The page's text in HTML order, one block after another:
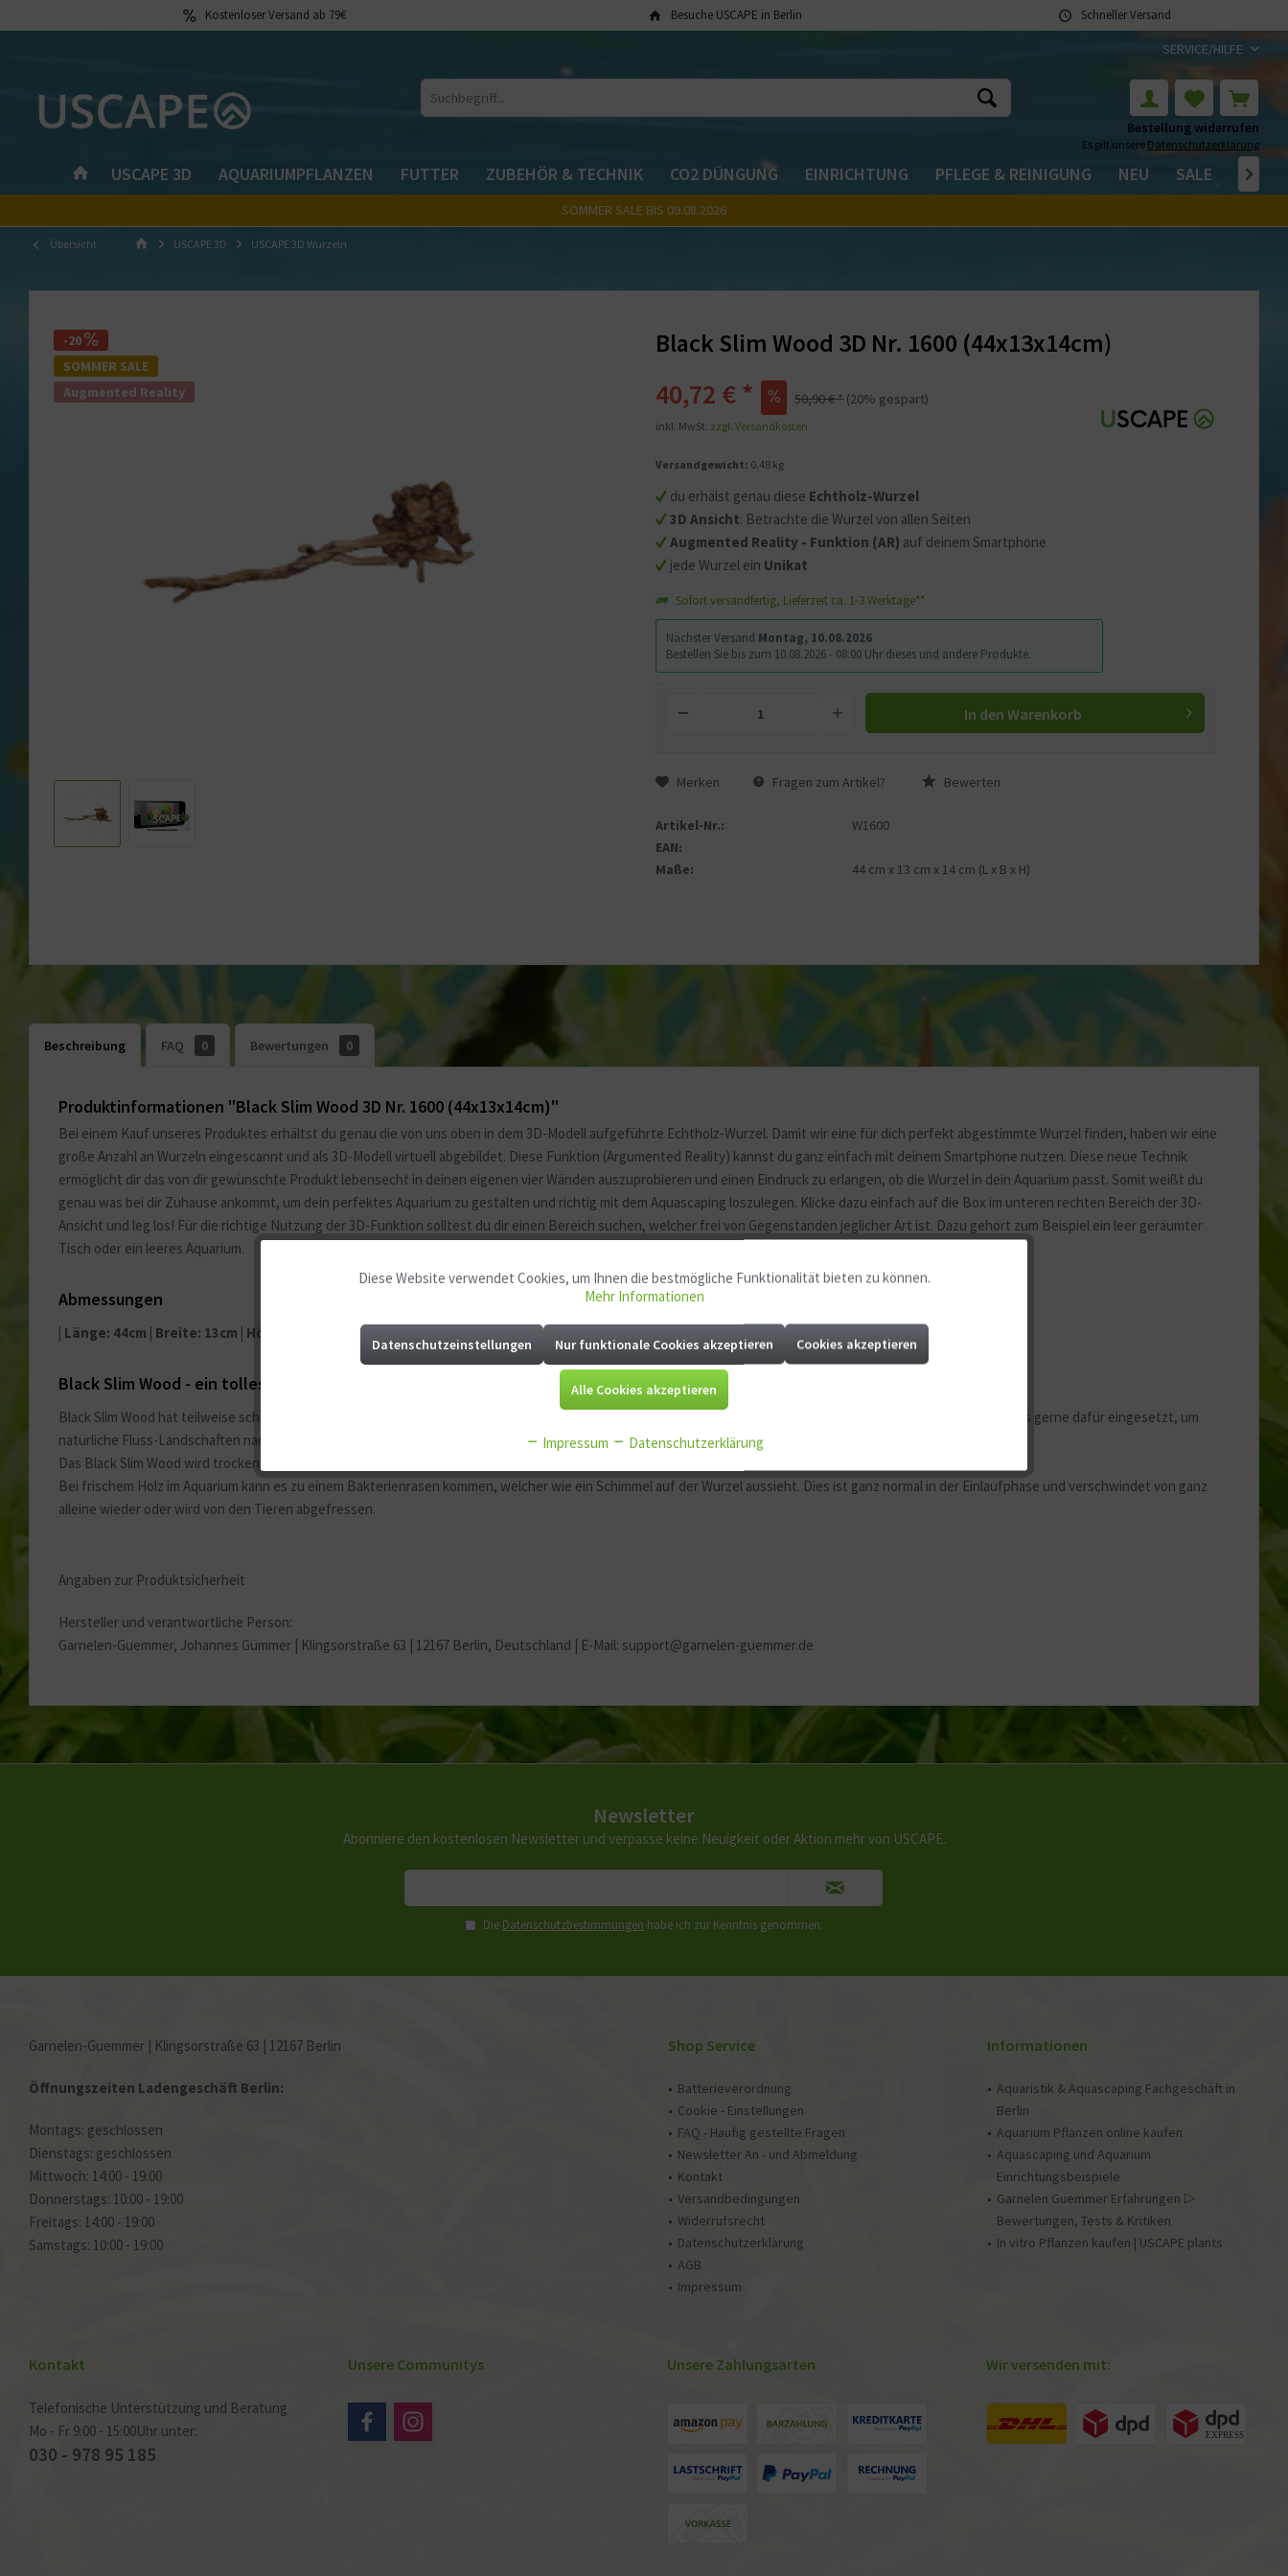
Kostenloser Versand ab 79€ Besuche USCAPE in Berlin Schneller Versand
SERVICE/HILFE
Bestellung widerrufen
Es gilt unsere Datenschutzerklärung
USCAPE 3D AQUARIUMPFLANZEN FUTTER ZUBEHÖR & TECHNIK CO2 DÜNGUNG EINRICHTUNG PFLEGE & REINIGUNG NEU SALE 
SOMMER SALE BIS 09.08.2026
Übersicht USCAPE 3D USCAPE 3D Wurzeln
-20
SOMMER SALE
Augmented Reality
Mit dem Aufruf des Videos erklären
Sie sich einverstanden, dass Ihre Daten an YouTube
übermittelt werden und dass Sie dieDatenschutzerklärung
gelesen haben.
Black Slim Wood 3D Nr. 1600 (44x13x14cm)
du erhälst genau diese Echtholz-Wurzel
3D Ansicht: Betrachte die Wurzel von allen Seiten
Augmented Reality - Funktion (AR) auf deinem Smartphone
jede Wurzel ein Unikat
40,72 € * 50,90 € * (20% gespart)
inkl. MwSt. zzgl. Versandkosten
Versandgewicht: 0.48 kg
Sofort versandfertig, Lieferzeit ca. 1-3 Werktage**
Nächster Versand Montag, 10.08.2026
Bestellen Sie bis zum 10.08.2026 - 08:00 Uhr dieses und andere Produkte.
In den Warenkorb
Merken Fragen zum Artikel? Bewerten
Artikel-Nr.:
W1600
EAN:
Maße:
44 cm x 13 cm x 14 cm (L x B x H)
Beschreibung FAQ 0 Bewertungen 0
Produktinformationen "Black Slim Wood 3D Nr. 1600 (44x13x14cm)"
Bei einem Kauf unseres Produktes erhältst du genau die von uns oben in dem 3D-Modell aufgeführte Echtholz-Wurzel. Damit wir eine für dich perfekt abgestimmte Wurzel finden, haben wir eine
große Anzahl an Wurzeln eingescannt und als 3D-Modell virtuell abgebildet. Diese Funktion (Argumented Reality) kannst du ganz einfach mit deinem Smartphone nutzen. Diese neue Technik
ermöglicht dir das von dir gewünschte Produkt lebensecht in deinen eigenen vier Wänden auszuprobieren und einen Eindruck zu erlangen, ob die Wurzel in dein Aquarium passt. Somit weißt du
genau was bei dir Zuhause ankommt, um dein perfektes Aquarium zu gestalten und richtig mit dem Aquascaping loszulegen. Klicke dazu einfach auf die Box im unteren rechten Bereich der 3D-
Ansicht und leg los! Für die richtige Nutzung der 3D-Funktion solltest du dir einen Bereich suchen, welcher frei von Gegenständen jeglicher Art ist. Dazu gehört zum Beispiel ein leer geräumter
Tisch oder ein leeres Aquarium.
Abmessungen
| Länge: 44cm | Breite: 13cm | Höhe: 14cm |
Black Slim Wood - ein tolles Echtholz für dein Aquarium!
Black Slim Wood hat teilweise schöne Ausläufer auf den sich gut Moose und Aufsitzerpflanzen setzten lassen.Das Black Slim Wood wird im Aquascaping besonders gerne dafür eingesetzt, um
natürliche Fluss-Landschaften nachzuempfinden.
Das Black Slim Wood wird trocken verschickt, weshalb sie am besten vor dem Einsetzen in das Aquarium gewässert werden sollte.
Bei frischem Holz im Aquarium kann es zu einem Bakterienrasen kommen, welcher wie ein Schimmel auf der Wurzel aussieht. Dies ist ganz normal in der Einlaufphase und verschwindet von ganz
alleine wieder oder wird von den Tieren abgefressen.
Angaben zur Produktsicherheit
Hersteller und verantwortliche Person:
Garnelen-Guemmer, Johannes Gümmer | Klingsorstraße 63 | 12167 Berlin, Deutschland | E-Mail: support@garnelen-guemmer.de
Newsletter
Abonniere den kostenlosen Newsletter und verpasse keine Neuigkeit oder Aktion mehr von USCAPE.
Die Datenschutzbestimmungen habe ich zur Kenntnis genommen.
Garnelen-Guemmer | Klingsorstraße 63 | 12167 Berlin
Öffnungszeiten Ladengeschäft Berlin:
Montags: geschlossen
Dienstags: geschlossen
Mittwoch: 14:00 - 19:00
Donnerstags: 10:00 - 19:00
Freitags: 14:00 - 19:00
Samstags: 10:00 - 19:00
Shop Service
Batterieverordnung
Cookie - Einstellungen
FAQ - Häufig gestellte Fragen
Newsletter An - und Abmeldung
Kontakt
Versandbedingungen
Widerrufsrecht
Datenschutzerklärung
AGB
Impressum
Informationen
Aquaristik & Aquascaping Fachgeschäft in
Berlin
Aquarium Pflanzen online kaufen
Aquascaping und Aquarium
Einrichtungsbeispiele
Garnelen Guemmer Erfahrungen ▷
Bewertungen, Tests & Kritiken
In vitro Pflanzen kaufen | USCAPE plants
Kontakt
Telefonische Unterstützung und Beratung
Mo - Fr 9:00 - 15:00Uhr unter:
030 - 978 95 185
Unsere Communitys Unsere Zahlungsarten Wir versenden mit:
Funktionale Aktiv
Marketing Aktiv
Sonstige
Diese Website verwendet Cookies, um Ihnen die bestmögliche Funktionalität bieten zu können.
Mehr Informationen
Datenschutzeinstellungen Nur funktionale Cookies akzeptieren Cookies akzeptieren
Alle Cookies akzeptieren
Impressum Datenschutzerklärung